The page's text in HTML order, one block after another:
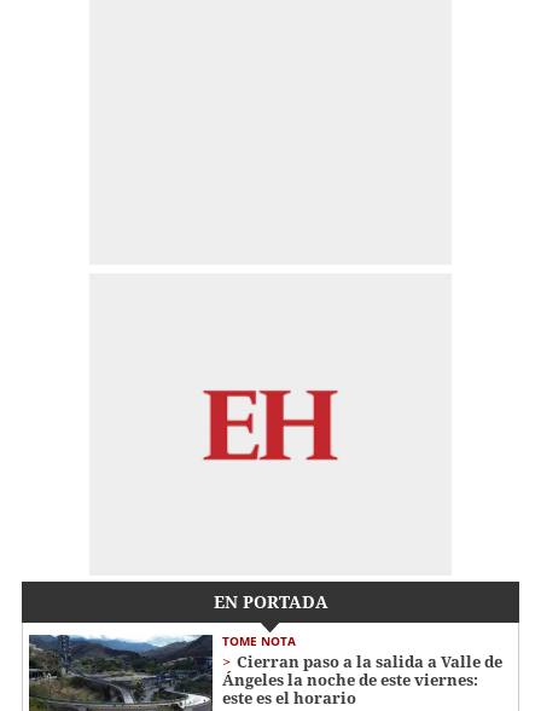
EN PORTADA
TOME NOTA
Cierran paso a la salida a Valle de
Ángeles la noche de este viernes:
este es el horario